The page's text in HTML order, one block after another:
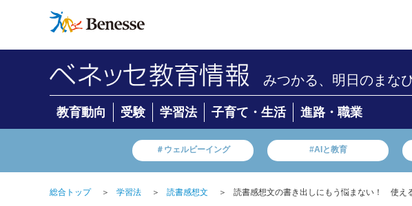
みつかる、明日のまなび
教育動向 受験 学習法 子育て・生活 進路・職業
＃ウェルビーイング #AIと教育
総合トップ ＞ 学習法 ＞ 読書感想文 ＞ 読書感想文の書き出しにもう悩まない！ 使え